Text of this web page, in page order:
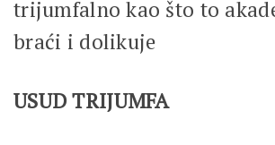
trijumfalno kao što to
braći i dolikuje
USUD TRIJUMFA